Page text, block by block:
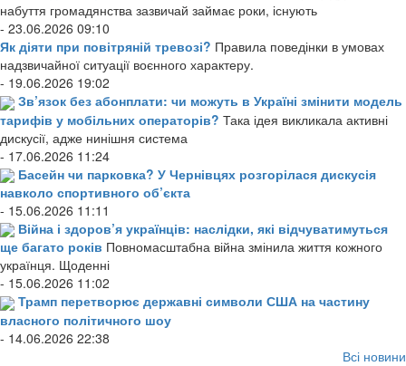
набуття громадянства зазвичай займає роки, існують
- 23.06.2026 09:10
Як діяти при повітряній тревозі? Правила поведінки в умовах
надзвичайної ситуації воєнного характеру.
- 19.06.2026 19:02
Зв’язок без абонплати: чи можуть в Україні змінити модель
тарифів у мобільних операторів? Така ідея викликала активні
дискусії, адже нинішня система
- 17.06.2026 11:24
Басейн чи парковка? У Чернівцях розгорілася дискусія
навколо спортивного об’єкта
- 15.06.2026 11:11
Війна і здоров’я українців: наслідки, які відчуватимуться
ще багато років Повномасштабна війна змінила життя кожного
українця. Щоденні
- 15.06.2026 11:02
Трамп перетворює державні символи США на частину
власного політичного шоу
- 14.06.2026 22:38
Всі новини